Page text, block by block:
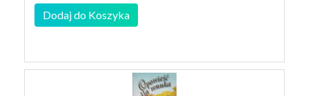
Dodaj do Koszyka